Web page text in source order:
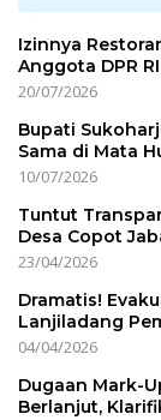
Izinnya
Anggota DPR
20/07/2026
Bupati
Sama di Mata
10/07/2026
Tuntut
Desa Copot
23/04/2026
Dramatis!
Lanjiladang
04/04/2026
Dugaan Mark-
Berlanjut,